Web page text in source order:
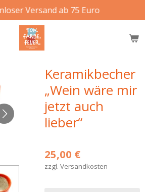
Versand ab 75 Euro
Keramikbecher
„Wein wäre mir
jetzt auch
lieber“
25,00 €
zzgl. Versandkosten